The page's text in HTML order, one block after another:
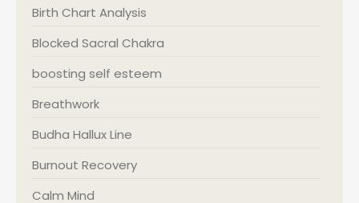
Birth Chart Analysis
Blocked Sacral Chakra
boosting self esteem
Breathwork
Budha Hallux Line
Burnout Recovery
Calm Mind